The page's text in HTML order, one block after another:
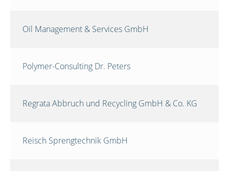
Oil Management & Services GmbH
Polymer-Consulting Dr. Peters
Regrata Abbruch und Recycling GmbH & Co. KG
Reisch Sprengtechnik GmbH